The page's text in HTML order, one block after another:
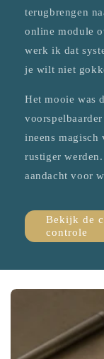
terugbrengen
online module
werk ik dat
je wilt niet
Het mooie was
ineens magisch
rustiger
aandacht voor
Bekijk de
controle